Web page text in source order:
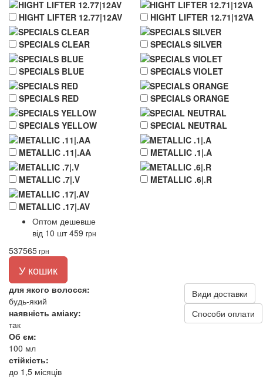
HIGHT LIFTER 12.77|12AV HIGHT LIFTER 12.71|12VA
SPECIALS CLEAR SPECIALS SILVER
SPECIALS BLUE SPECIALS VIOLET
SPECIALS RED SPECIALS ORANGE
SPECIALS YELLOW SPECIAL NEUTRAL
METALLIC .11|.AA METALLIC .1|.A
METALLIC .7|.V METALLIC .6|.R
METALLIC .17|.AV
Оптом дешевше
від 10 шт459 грн
537565грн
У кошик
для якого волосся:
будь-який
наявність аміаку:
так
Об єм:
100 мл
стійкість:
до 1,5 місяців
Види доставки
Способи оплати